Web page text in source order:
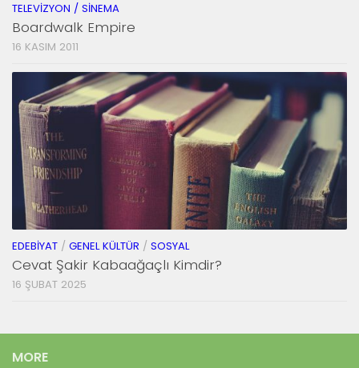
TELEVIZYON / SINEMA
Boardwalk Empire
16 KASIM 2011
EDEBIYAT / GENEL KÜLTÜR / SOSYAL
Cevat Şakir Kabaağaçlı Kimdir?
16 ŞUBAT 2025
MORE